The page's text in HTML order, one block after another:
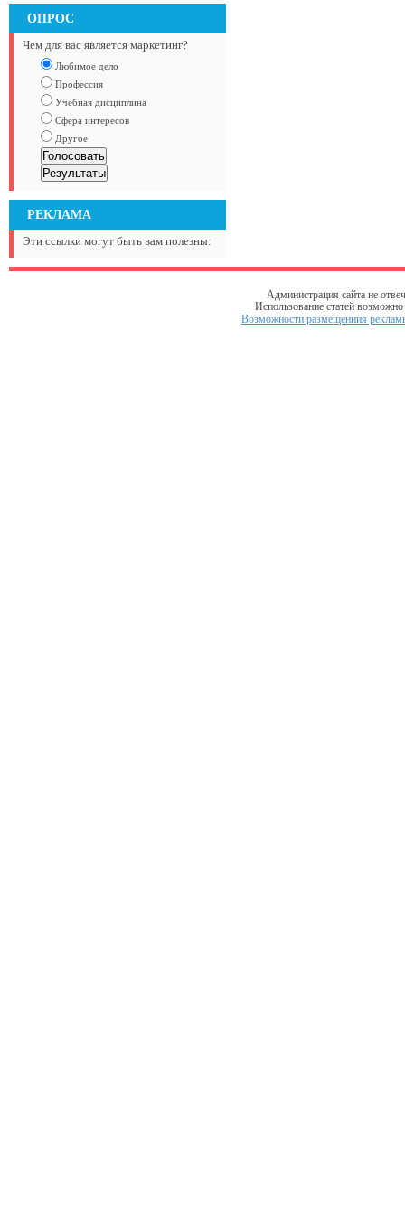
ОПРОС
Чем для вас является маркетинг?
Любимое дело
Профессия
Учебная дисциплина
Сфера интересов
Другое
РЕКЛАМА
Эти ссылки могут быть вам полезны:
Администрация сайта не
Использование статей
Возможности размещениия